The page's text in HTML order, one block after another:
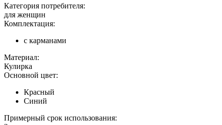
Категория потребителя:
для женщин
Комплектация:
с карманами
Материал:
Кулирка
Основной цвет:
Красный
Синий
Примерный срок использования: